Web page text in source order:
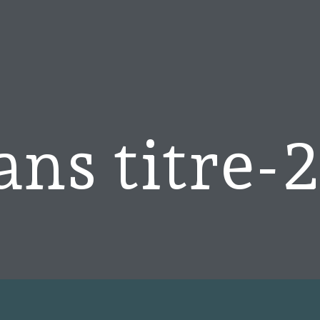
titre-